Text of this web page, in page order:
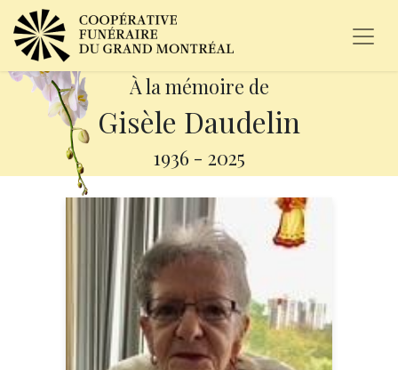
À la mémoire de
Gisèle Daudelin
1936 - 2025